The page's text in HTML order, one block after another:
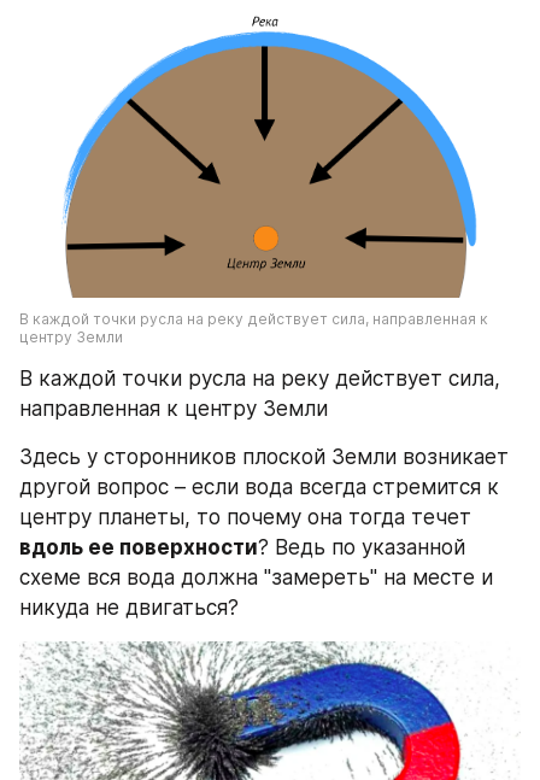
В каждой точки русла на реку действует сила, направленная к
центру Земли
В каждой точки русла на реку действует сила,
направленная к центру Земли
Здесь у сторонников плоской Земли возникает
другой вопрос – если вода всегда стремится к
вдоль ее поверхности? Ведь по указанной
схеме вся вода должна "замереть" на месте и
никуда не двигаться?